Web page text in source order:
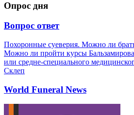
Опрос дня
Вопрос ответ
Похоронные суеверия. Можно ли
Можно ли пройти курсы
или средне-специального
Склеп
World Funeral News